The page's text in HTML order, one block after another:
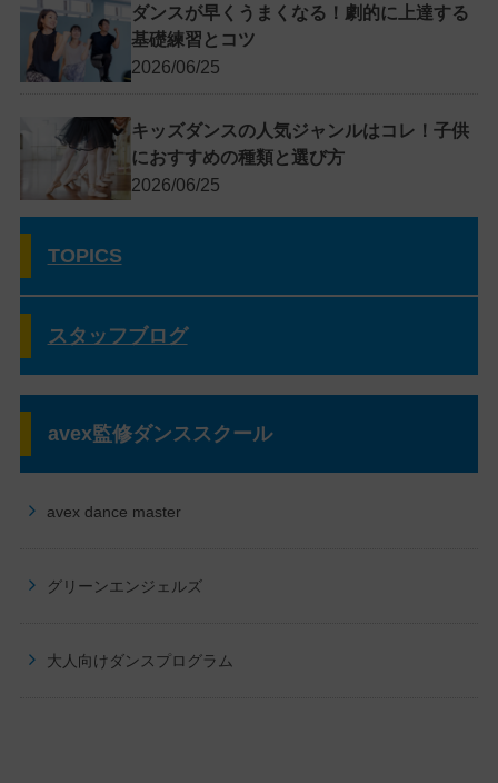
ダンスが早くうまくなる！劇的に上達する
基礎練習とコツ
2026/06/25
キッズダンスの人気ジャンルはコレ！子供
におすすめの種類と選び方
2026/06/25
TOPICS
スタッフブログ
avex監修ダンススクール
avex dance master
グリーンエンジェルズ
大人向けダンスプログラム